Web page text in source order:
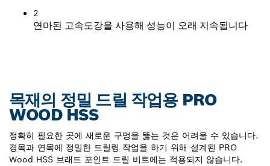
2
연마된 고속도강을 사용해 성능이 오래 지속됩니다
목재의 정밀 드릴 작업용 PRO
WOOD HSS
정확히 필요한 곳에 새로운 구멍을 뚫는 것은 어려울 수 있습니다.
경목과 연목에 정밀한 드릴링 작업을 하기 위해 설계된 PRO
Wood HSS 브래드 포인트 드릴 비트에는 적용되지 않습니다.